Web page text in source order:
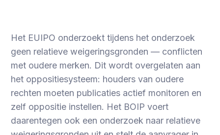
Het EUIPO onderzoekt tijdens het onderzoek
geen relatieve weigeringsgronden — conflicten
met oudere merken. Dit wordt overgelaten aan
het oppositiesysteem: houders van oudere
rechten moeten publicaties actief monitoren en
zelf oppositie instellen. Het BOIP voert
daarentegen ook een onderzoek naar relatieve